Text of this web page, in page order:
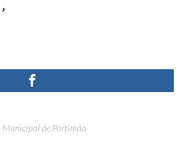
Municipal de Portimão